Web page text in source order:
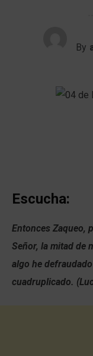
By
Escucha:
Entonces Zaqueo,
Señor, la mitad de
algo he
cuadruplicado.